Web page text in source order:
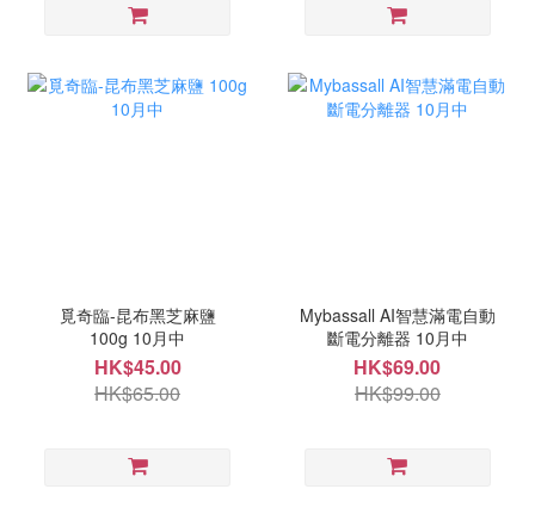
覓奇臨-昆布黑芝麻鹽
100g 10月中
HK$45.00
HK$65.00
Mybassall AI智慧滿電自動
斷電分離器 10月中
HK$69.00
HK$99.00